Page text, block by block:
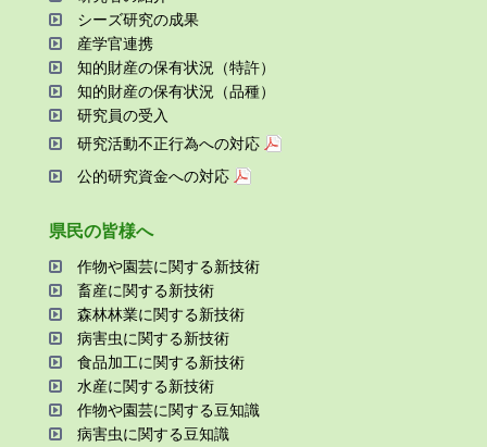
シーズ研究の成果
産学官連携
知的財産の保有状況（特許）
知的財産の保有状況（品種）
研究員の受⼊
研究活動不正⾏為への対応
公的研究資金への対応
県⺠の皆様へ
作物や園芸に関する新技術
畜産に関する新技術
森林林業に関する新技術
病害⾍に関する新技術
⾷品加⼯に関する新技術
⽔産に関する新技術
作物や園芸に関する⾖知識
病害⾍に関する⾖知識